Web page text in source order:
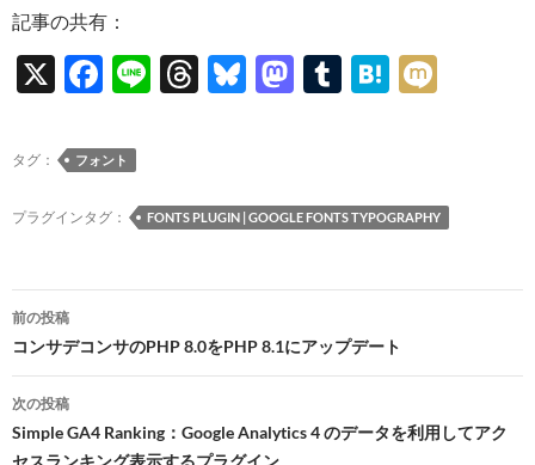
記事の共有：
X
F
e
b
o
k
Li
T
ds
Bl
y
M
o
T
r
H
a
タグ： フォント
プラグインタグ： FONTS PLUGIN | GOOGLE FONTS TYPOGRAPHY
投
稿
ナ
ビ
前の投稿
コンサデコンサのPHP 8.0をPHP 8.1にアップデート
次の投稿
Simple GA4 Ranking：Google Analytics 4 のデータを利用してアク
セスランキング表示するプラグイン